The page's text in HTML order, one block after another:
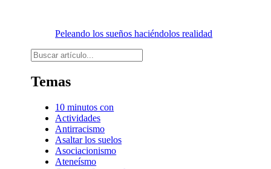
Peleando los sueños haciéndolos realidad
Buscar
Temas
10 minutos con
Actividades
Antirracismo
Asaltar los suelos
Asociacionismo
Ateneísmo